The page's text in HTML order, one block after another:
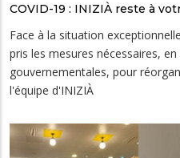
COVID-19 : INIZIÀ reste à
Face à la situation
pris les mesures nécessaires,
gouvernementales, pour
l'équipe d'INIZIÀ